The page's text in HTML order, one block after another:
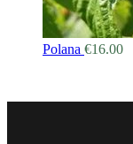
Polana €16.00